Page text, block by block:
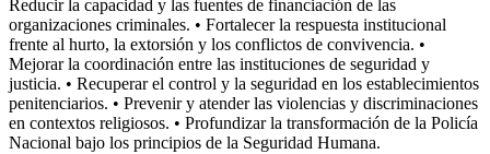
Reducir la capacidad y las fuentes de financiación de las
organizaciones criminales. • Fortalecer la respuesta institucional
frente al hurto, la extorsión y los conflictos de convivencia. •
Mejorar la coordinación entre las instituciones de seguridad y
justicia. • Recuperar el control y la seguridad en los establecimientos
penitenciarios. • Prevenir y atender las violencias y discriminaciones
en contextos religiosos. • Profundizar la transformación de la Policía
Nacional bajo los principios de la Seguridad Humana.